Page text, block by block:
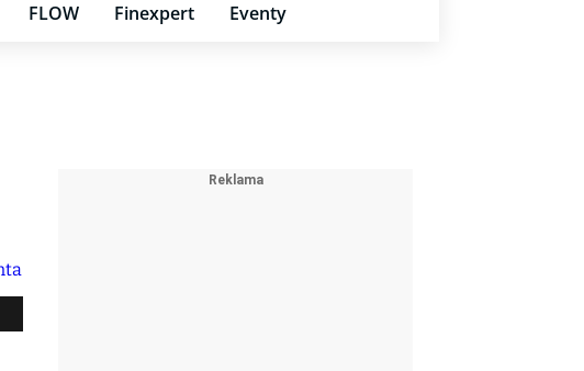
FLOW Finexpert Eventy